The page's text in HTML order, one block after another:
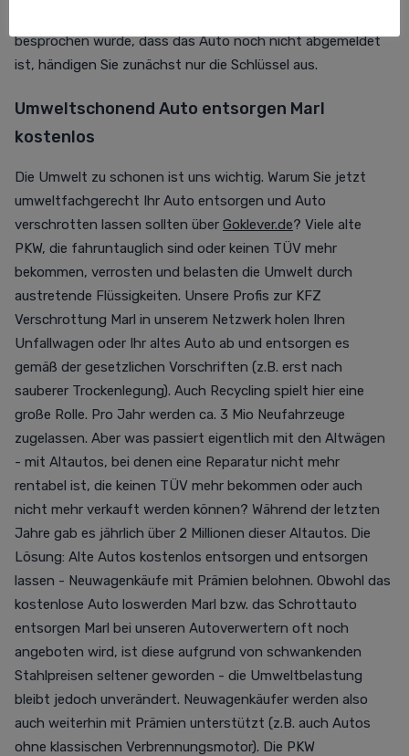
besprochen wurde, dass das Auto noch nicht abgemeldet
ist, händigen Sie zunächst nur die Schlüssel aus.
Umweltschonend Auto entsorgen Marl
kostenlos
Die Umwelt zu schonen ist uns wichtig. Warum Sie jetzt
umweltfachgerecht Ihr Auto entsorgen und Auto
verschrotten lassen sollten über Goklever.de? Viele alte
PKW, die fahruntauglich sind oder keinen TÜV mehr
bekommen, verrosten und belasten die Umwelt durch
austretende Flüssigkeiten. Unsere Profis zur KFZ
Verschrottung Marl in unserem Netzwerk holen Ihren
Unfallwagen oder Ihr altes Auto ab und entsorgen es
gemäß der gesetzlichen Vorschriften (z.B. erst nach
sauberer Trockenlegung). Auch Recycling spielt hier eine
große Rolle. Pro Jahr werden ca. 3 Mio Neufahrzeuge
zugelassen. Aber was passiert eigentlich mit den Altwägen
- mit Altautos, bei denen eine Reparatur nicht mehr
rentabel ist, die keinen TÜV mehr bekommen oder auch
nicht mehr verkauft werden können? Während der letzten
Jahre gab es jährlich über 2 Millionen dieser Altautos. Die
Lösung: Alte Autos kostenlos entsorgen und entsorgen
lassen - Neuwagenkäufe mit Prämien belohnen. Obwohl das
kostenlose Auto loswerden Marl bzw. das Schrottauto
entsorgen Marl bei unseren Autoverwertern oft noch
angeboten wird, ist diese aufgrund von schwankenden
Stahlpreisen seltener geworden - die Umweltbelastung
bleibt jedoch unverändert. Neuwagenkäufer werden also
auch weiterhin mit Prämien unterstützt (z.B. auch Autos
ohne klassischen Verbrennungsmotor). Die PKW